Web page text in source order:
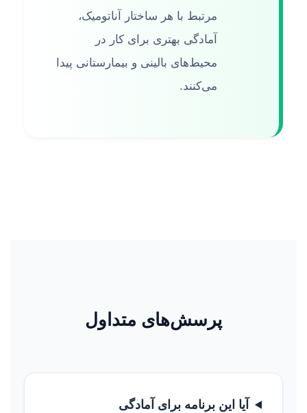
مرتبط با هر ساختار آناتومیک،
آمادگی بهتری برای کار در
محیط‌های بالینی و بیمارستانی پیدا
می‌کنند.
پرسش‌های متداول
آیا این برنامه برای آمادگی